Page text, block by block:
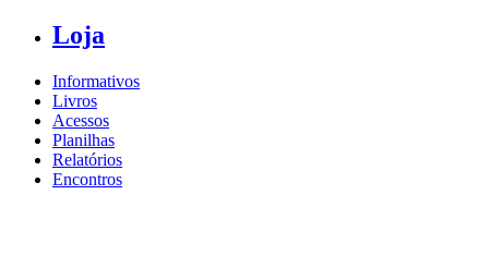
Loja
Informativos
Livros
Acessos
Planilhas
Relatórios
Encontros